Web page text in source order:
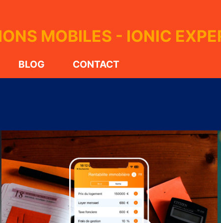
MOBILES - IONIC
BLOG CONTACT